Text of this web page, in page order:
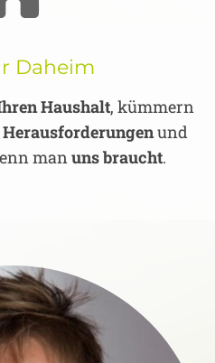
Daheim
Haushalt, kümmern
und
manuns braucht.